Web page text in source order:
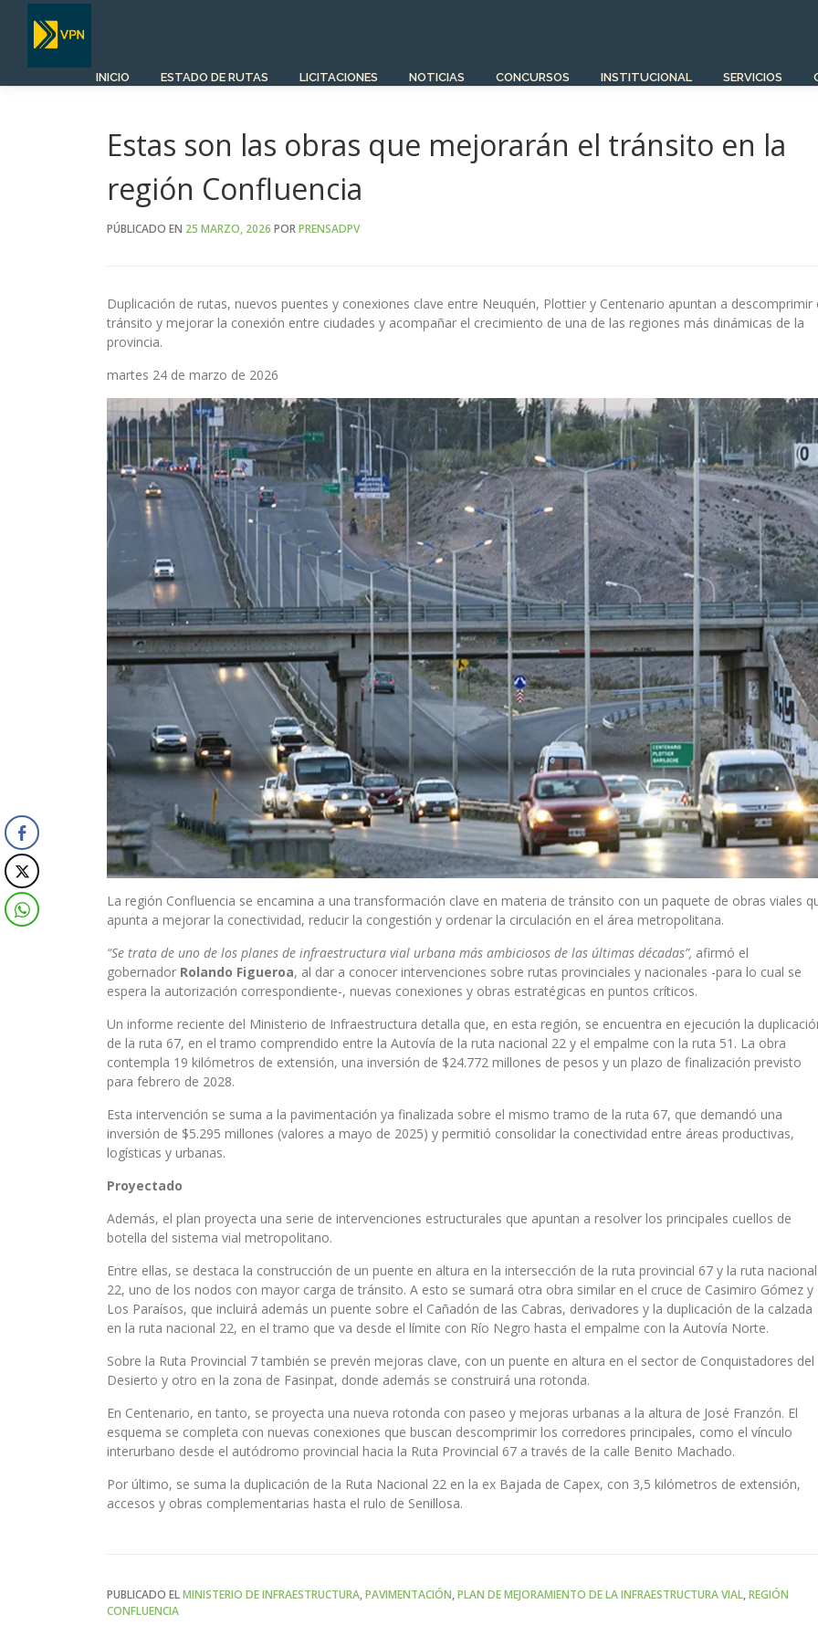
Saltar
contenido
INICIO ESTADO DE RUTAS LICITACIONES NOTICIAS CONCURSOS INSTITUCIONAL SERVICIOS
Estas son las obras que mejorarán el tránsito en la
región Confluencia
PÚBLICADO EN 25 MARZO, 2026 PORPRENSADPV
Duplicación de rutas, nuevos puentes y conexiones clave entre Neuquén, Plottier y Centenario apuntan a descomprimir
tránsito y mejorar la conexión entre ciudades y acompañar el crecimiento de una de las regiones más dinámicas de la
provincia.
martes 24 de marzo de 2026
La región Confluencia se encamina a una transformación clave en materia de tránsito con un paquete de obras viales
apunta a mejorar la conectividad, reducir la congestión y ordenar la circulación en el área metropolitana.
“Se trata de uno de los planes de infraestructura vial urbana más ambiciosos de las últimas décadas”, afirmó el
gobernador Rolando Figueroa, al dar a conocer intervenciones sobre rutas provinciales y nacionales -para lo cual se
espera la autorización correspondiente-, nuevas conexiones y obras estratégicas en puntos críticos.
Un informe reciente del Ministerio de Infraestructura detalla que, en esta región, se encuentra en ejecución la
de la ruta 67, en el tramo comprendido entre la Autovía de la ruta nacional 22 y el empalme con la ruta 51. La obra
contempla 19 kilómetros de extensión, una inversión de $24.772 millones de pesos y un plazo de finalización previsto
para febrero de 2028.
Esta intervención se suma a la pavimentación ya finalizada sobre el mismo tramo de la ruta 67, que demandó una
inversión de $5.295 millones (valores a mayo de 2025) y permitió consolidar la conectividad entre áreas productivas,
logísticas y urbanas.
Proyectado
Además, el plan proyecta una serie de intervenciones estructurales que apuntan a resolver los principales cuellos de
botella del sistema vial metropolitano.
Entre ellas, se destaca la construcción de un puente en altura en la intersección de la ruta provincial 67 y la ruta nacional
22, uno de los nodos con mayor carga de tránsito. A esto se sumará otra obra similar en el cruce de Casimiro Gómez y
Los Paraísos, que incluirá además un puente sobre el Cañadón de las Cabras, derivadores y la duplicación de la calzada
en la ruta nacional 22, en el tramo que va desde el límite con Río Negro hasta el empalme con la Autovía Norte.
Sobre la Ruta Provincial 7 también se prevén mejoras clave, con un puente en altura en el sector de Conquistadores del
Desierto y otro en la zona de Fasinpat, donde además se construirá una rotonda.
En Centenario, en tanto, se proyecta una nueva rotonda con paseo y mejoras urbanas a la altura de José Franzón. El
esquema se completa con nuevas conexiones que buscan descomprimir los corredores principales, como el vínculo
interurbano desde el autódromo provincial hacia la Ruta Provincial 67 a través de la calle Benito Machado.
Por último, se suma la duplicación de la Ruta Nacional 22 en la ex Bajada de Capex, con 3,5 kilómetros de extensión,
accesos y obras complementarias hasta el rulo de Senillosa.
PUBLICADO ELMINISTERIO DE INFRAESTRUCTURA,PAVIMENTACIÓN,PLAN DE MEJORAMIENTO DE LA INFRAESTRUCTURA VIAL,REGIÓN
CONFLUENCIA